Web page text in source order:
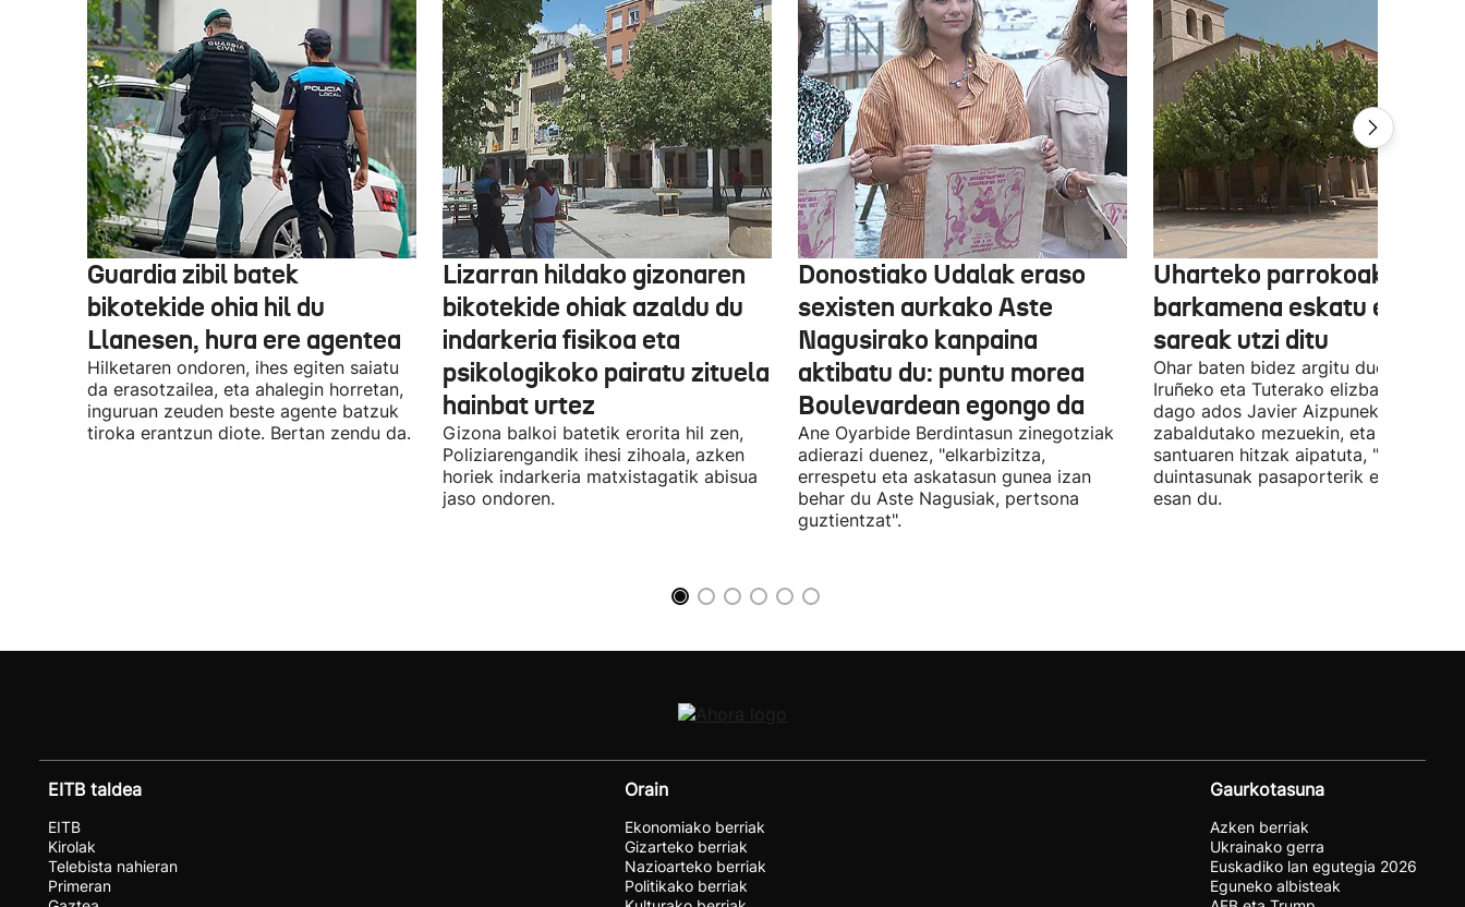
Guardia zibil batek
bikotekide ohia hil du
Llanesen, hura ere agentea
Hilketaren ondoren, ihes egiten saiatu
da erasotzailea, eta ahalegin horretan,
inguruan zeuden beste agente batzuk
tiroka erantzun diote. Bertan zendu da.
Lizarran hildako gizonaren
bikotekide ohiak azaldu du
indarkeria fisikoa eta
psikologikoko pairatu zituela
hainbat urtez
Gizona balkoi batetik erorita hil zen,
Poliziarengandik ihesi zihoala, azken
horiek indarkeria matxistagatik abisua
jaso ondoren.
Donostiako Udalak eraso
sexisten aurkako Aste
Nagusirako kanpaina
aktibatu du: puntu morea
Boulevardean egongo da
Ane Oyarbide Berdintasun zinegotziak
adierazi duenez, "elkarbizitza,
errespetu eta askatasun gunea izan
behar du Aste Nagusiak, pertsona
guztientzat".
Uharteko parrokoak
barkamena eskatu eta
sareak utzi ditu
Ohar baten bidez argitu duenez,
Iruñeko eta Tuterako elizbarrutia ez
dago ados Javier Aizpunek
zabaldutako mezuekin, eta aita
santuaren hitzak aipatuta, "giza
duintasunak pasaporterik ez" duela
esan du.
EITB taldea
EITB
Kirolak
Telebista nahieran
Primeran
Orain
Ekonomiako berriak
Gizarteko berriak
Nazioarteko berriak
Politikako berriak
Gaurkotasuna
Azken berriak
Ukrainako gerra
Euskadiko lan egutegia 2026
Eguneko albisteak